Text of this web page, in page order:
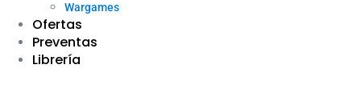
Wargames
Ofertas
Preventas
Librería